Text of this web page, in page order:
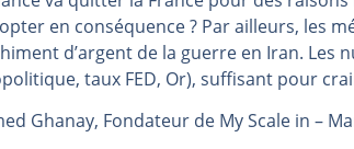
Pourquoi 6 guerres explosent en même
Les investisseurs y croient toujours |
Une inertie haussière qui ralentit |
Pourquoi le monde entier vacille en
en conséquence ? Par ailleurs, les
d’argent de la guerre en Iran. Les
taux FED, Or), suffisant pour
Ghanay, Fondateur de My Scale in –